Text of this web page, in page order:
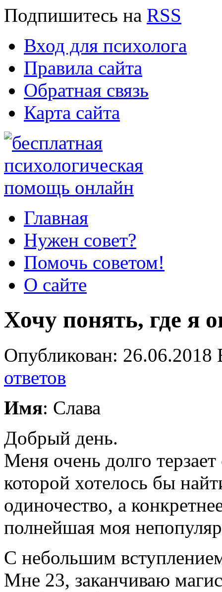
Подпишитесь на RSS
Вход для психолога
Правила сайта
Обратная связь
Карта сайта
Главная
Нужен совет?
Помочь советом!
О сайте
Хочу понять, где я
Опубликован:
ответов
Имя: Слава
Добрый день.
Меня очень долго
которой хотелось бы
одиночество, а
полнейшая моя
С небольшим
Мне 23, заканчиваю